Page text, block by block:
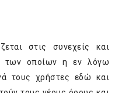
στις συνεχείς και
των οποίων η εν λόγω
τους χρήστες εδώ και